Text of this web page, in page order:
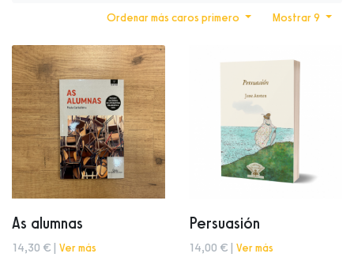
Mostrar 9
Ordenar más caros primero
As alumnas
14,30 € | Ver más
Persuasión
14,00 € | Ver más